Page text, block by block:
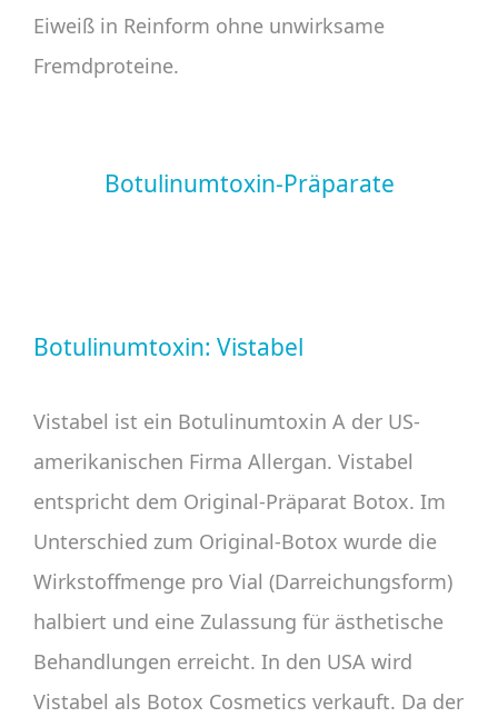
Eiweiß in Reinform ohne unwirksame
Fremdproteine.
Botulinumtoxin-Präparate
Botulinumtoxin: Vistabel
Vistabel ist ein Botulinumtoxin A der US-
amerikanischen Firma Allergan. Vistabel
entspricht dem Original-Präparat Botox. Im
Unterschied zum Original-Botox wurde die
Wirkstoffmenge pro Vial (Darreichungsform)
halbiert und eine Zulassung für ästhetische
Behandlungen erreicht. In den USA wird
Vistabel als Botox Cosmetics verkauft. Da der